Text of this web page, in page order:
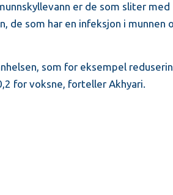
er de som sliter med
de som har en infeksjon i munnen
som for eksempel
for voksne, forteller Akhyari.